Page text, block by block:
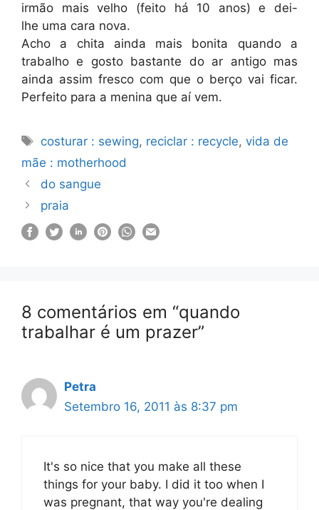
irmão mais velho (feito há 10 anos) e dei-
lhe uma cara nova.
Acho a chita ainda mais bonita quando a
trabalho e gosto bastante do ar antigo mas
ainda assim fresco com que o berço vai ficar.
Perfeito para a menina que aí vem.
Etiquetas
costurar : sewing, reciclar : recycle,vida de
mãe : motherhood
do sangue
praia
8 comentários em “quando
trabalhar é um prazer”
Petra
Setembro 16, 2011 às 8:37 pm
It's so nice that you make all these
things for your baby. I did it too when I
was pregnant, that way you're dealing